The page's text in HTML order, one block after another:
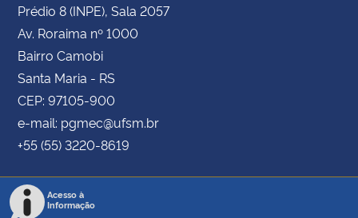
Prédio 8 (INPE), Sala 2057
Av. Roraima nº 1000
Bairro Camobi
Santa Maria - RS
CEP: 97105-900
e-mail: pgmec@ufsm.br
+55 (55) 3220-8619
Acesso à
Informação